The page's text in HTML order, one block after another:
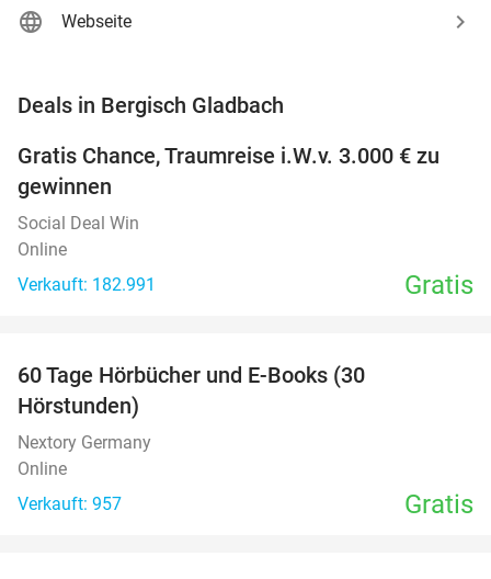
Webseite
Deals in Bergisch Gladbach
Gratis Chance, Traumreise i.W.v. 3.000 € zu
gewinnen
Social Deal Win
Online
Verkauft: 182.991
Gratis
60 Tage Hörbücher und E-Books (30
Hörstunden)
Nextory Germany
Online
Verkauft: 957
Gratis